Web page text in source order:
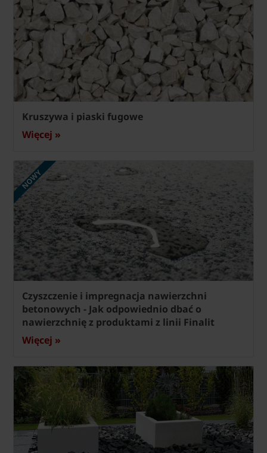
Kruszywa i piaski fugowe
Więcej »
Czyszczenie i impregnacja nawierzchni
betonowych - Jak odpowiednio dbać o
nawierzchnię z produktami z linii Finalit
Więcej »
NOWY